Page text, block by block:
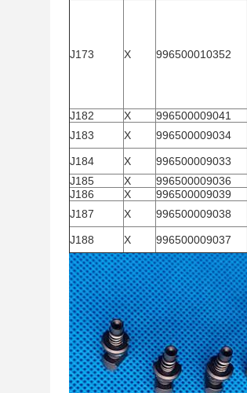
J173 X 996500010352
J182 X 996500009041
J183
X 996500009034
J184 X 996500009033
J185
X 996500009036
J186
X 996500009039
J187
X 996500009038
J188 X 996500009037